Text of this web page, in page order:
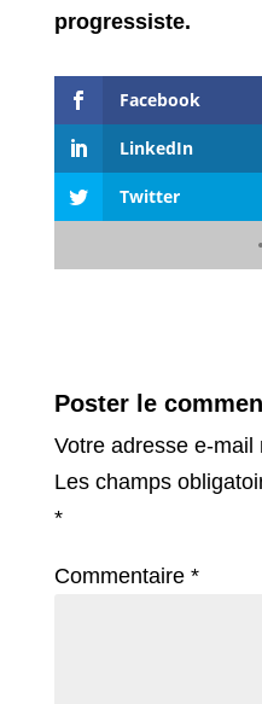
progressiste.
Facebook
LinkedIn
Twitter
Poster le
Votre adresse e-
Les champs
*
Commentaire *